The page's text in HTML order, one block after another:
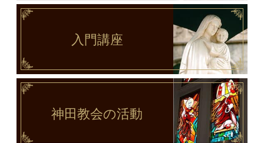
入門講座
神田教会の活動